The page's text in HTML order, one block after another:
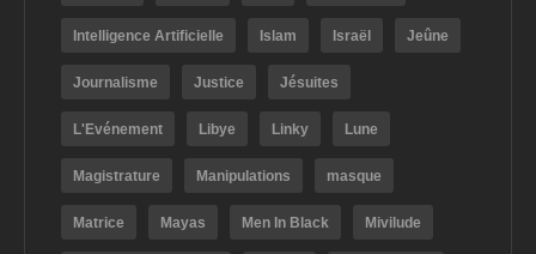
Intelligence Artificielle Islam Israël Jeûne
Journalisme Justice Jésuites
L'Evénement Libye Linky Lune
Magistrature Manipulations masque
Matrice Mayas Men In Black Mivilude